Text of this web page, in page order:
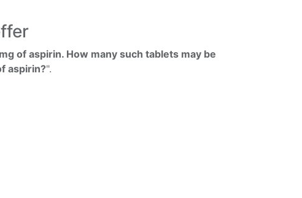
of aspirin. How many such tablets may be
aspirin?".